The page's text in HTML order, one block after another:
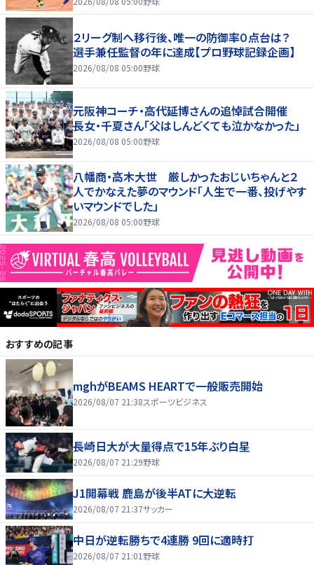
２リーグ制へ移行後、唯一の防御率０点台は？
選手兼任監督の年に達成【プロ野球記録企画】
2026/08/08 05:00野球
元阪神コーチ・高代延博さんの追悼試合開催
長女・千夏さん「父はしんどくても泣かなかった」
2026/08/08 05:00野球
八幡商・高木大世 厳しかったおじいちゃんと２
人でかなえた夢のマウンド「人生で一番、投げやす
いマウンドでした」
2026/08/08 05:00野球
おすすめの記事
mghがBEAMS HEARTで一般販売開始
2026/08/07 21:38スポーツビジネス
長崎日大が大量得点で15年ぶり白星
2026/08/07 21:29野球
J1開幕戦 鹿島が後半ATに大逆転
2026/08/07 21:37サッカー
中日が逆転勝ちで4連勝 9回に適時打
2026/08/07 21:01 野球